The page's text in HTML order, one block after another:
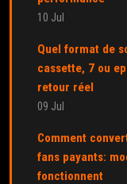
10 Jul
Quel format de
cassette, 7 ou
retour réel
09 Jul
Comment
fans payants:
fonctionnent